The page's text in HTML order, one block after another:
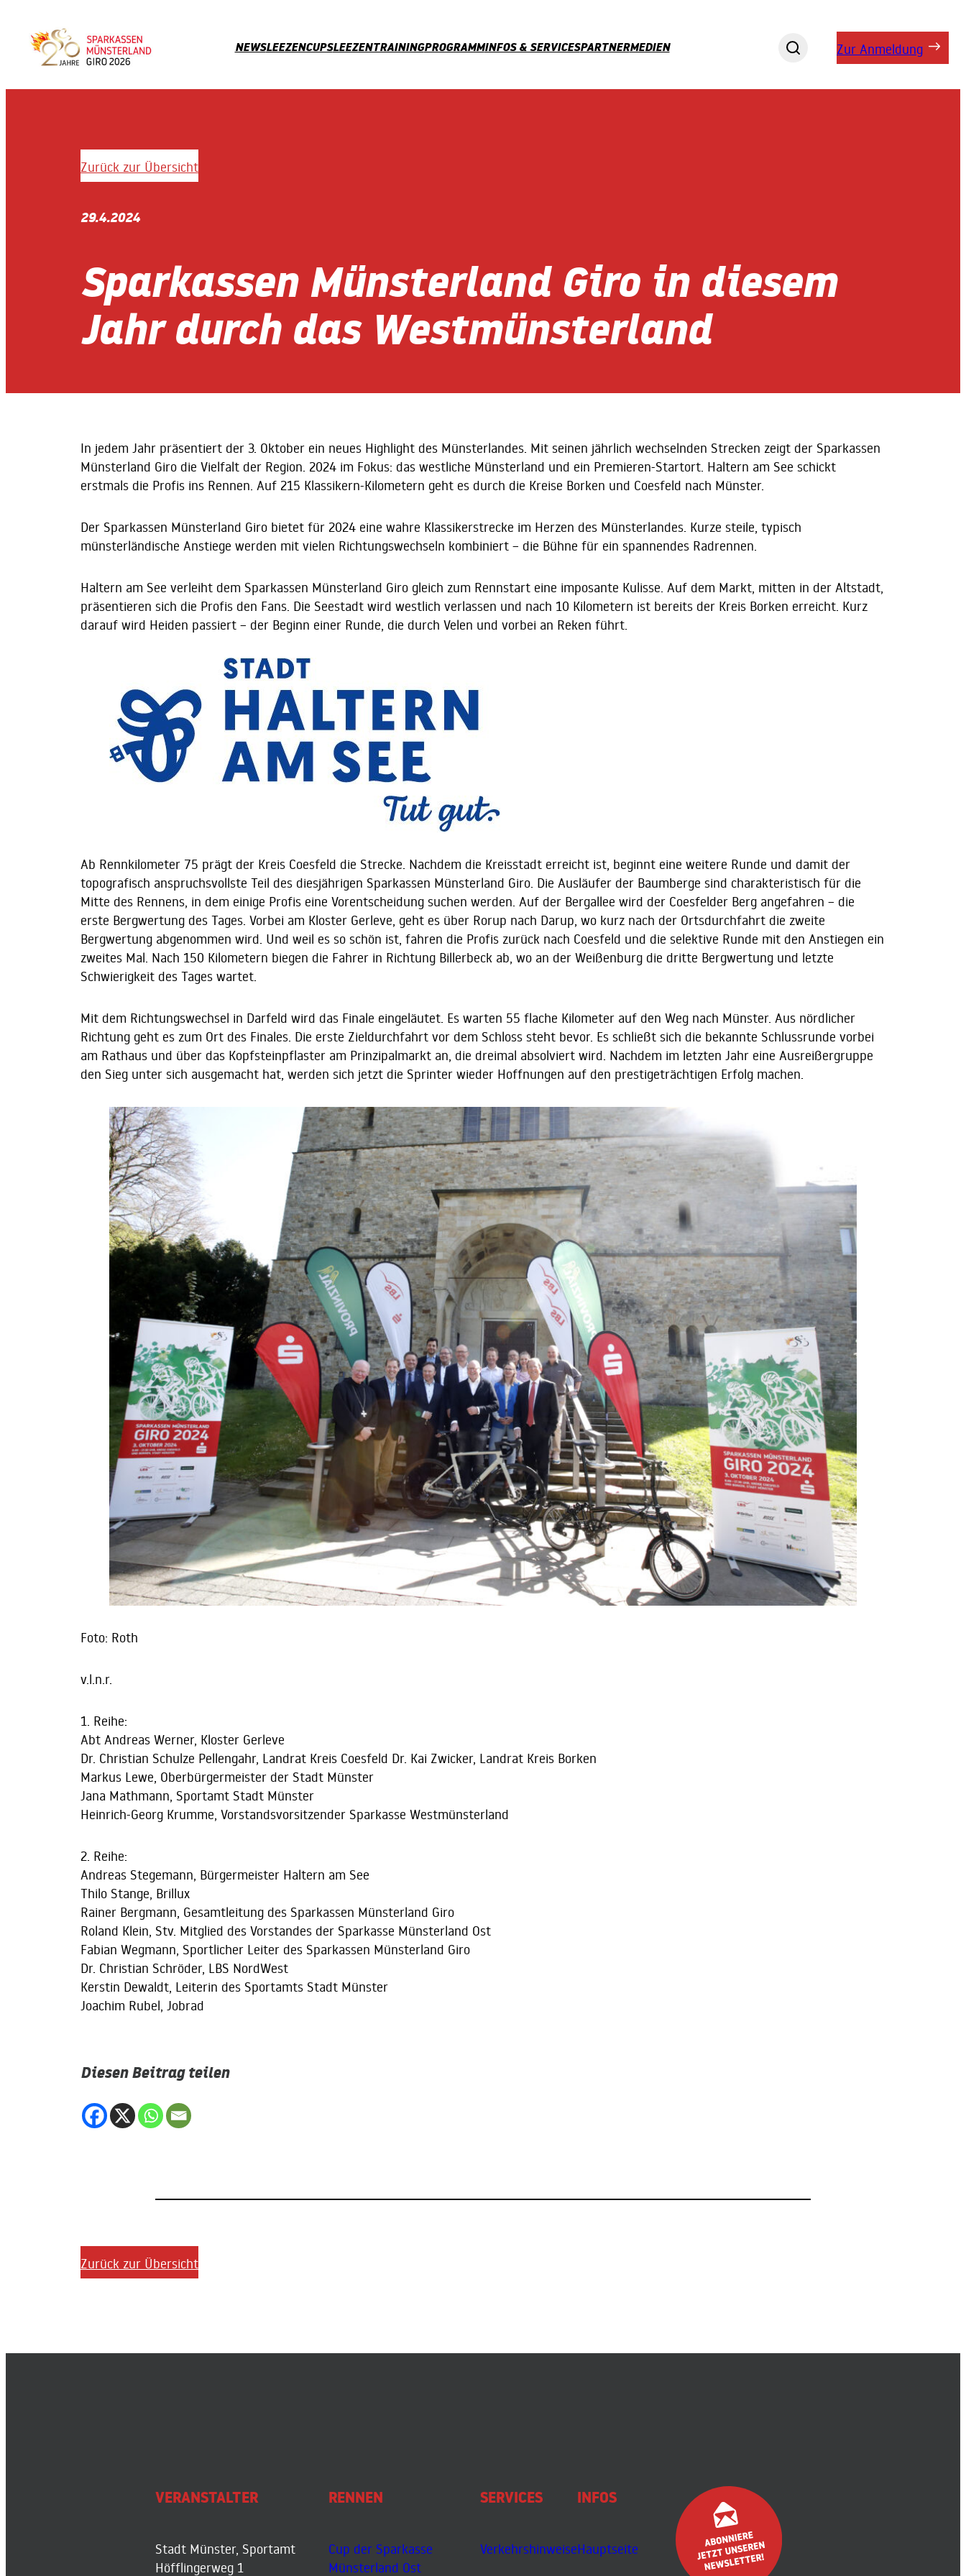
Inhalt
springen
NEWSLEEZENCUPSLEEZENTRAININGPROGRAMMINFOS & SERVICESPARTNERMEDIEN Zur Anmeldung
Zurück zur Übersicht
29.4.2024
Sparkassen Münsterland Giro in diesem
Jahr durch das Westmünsterland
In jedem Jahr präsentiert der 3. Oktober ein neues Highlight des Münsterlandes. Mit seinen jährlich wechselnden Strecken zeigt der Sparkassen
Münsterland Giro die Vielfalt der Region. 2024 im Fokus: das westliche Münsterland und ein Premieren-Startort. Haltern am See schickt
erstmals die Profis ins Rennen. Auf 215 Klassikern-Kilometern geht es durch die Kreise Borken und Coesfeld nach Münster.
Der Sparkassen Münsterland Giro bietet für 2024 eine wahre Klassikerstrecke im Herzen des Münsterlandes. Kurze steile, typisch
münsterländische Anstiege werden mit vielen Richtungswechseln kombiniert – die Bühne für ein spannendes Radrennen.
Haltern am See verleiht dem Sparkassen Münsterland Giro gleich zum Rennstart eine imposante Kulisse. Auf dem Markt, mitten in der Altstadt,
präsentieren sich die Profis den Fans. Die Seestadt wird westlich verlassen und nach 10 Kilometern ist bereits der Kreis Borken erreicht. Kurz
darauf wird Heiden passiert – der Beginn einer Runde, die durch Velen und vorbei an Reken führt.
Ab Rennkilometer 75 prägt der Kreis Coesfeld die Strecke. Nachdem die Kreisstadt erreicht ist, beginnt eine weitere Runde und damit der
topografisch anspruchsvollste Teil des diesjährigen Sparkassen Münsterland Giro. Die Ausläufer der Baumberge sind charakteristisch für die
Mitte des Rennens, in dem einige Profis eine Vorentscheidung suchen werden. Auf der Bergallee wird der Coesfelder Berg angefahren – die
erste Bergwertung des Tages. Vorbei am Kloster Gerleve, geht es über Rorup nach Darup, wo kurz nach der Ortsdurchfahrt die zweite
Bergwertung abgenommen wird. Und weil es so schön ist, fahren die Profis zurück nach Coesfeld und die selektive Runde mit den Anstiegen ein
zweites Mal. Nach 150 Kilometern biegen die Fahrer in Richtung Billerbeck ab, wo an der Weißenburg die dritte Bergwertung und letzte
Schwierigkeit des Tages wartet.
Mit dem Richtungswechsel in Darfeld wird das Finale eingeläutet. Es warten 55 flache Kilometer auf den Weg nach Münster. Aus nördlicher
Richtung geht es zum Ort des Finales. Die erste Zieldurchfahrt vor dem Schloss steht bevor. Es schließt sich die bekannte Schlussrunde vorbei
am Rathaus und über das Kopfsteinpflaster am Prinzipalmarkt an, die dreimal absolviert wird. Nachdem im letzten Jahr eine Ausreißergruppe
den Sieg unter sich ausgemacht hat, werden sich jetzt die Sprinter wieder Hoffnungen auf den prestigeträchtigen Erfolg machen.
Foto: Roth
v.l.n.r.
1. Reihe:
Abt Andreas Werner, Kloster Gerleve
Dr. Christian Schulze Pellengahr, Landrat Kreis Coesfeld Dr. Kai Zwicker, Landrat Kreis Borken
Markus Lewe, Oberbürgermeister der Stadt Münster
Jana Mathmann, Sportamt Stadt Münster
Heinrich-Georg Krumme, Vorstandsvorsitzender Sparkasse Westmünsterland
2. Reihe:
Andreas Stegemann, Bürgermeister Haltern am See
Thilo Stange, Brillux
Rainer Bergmann, Gesamtleitung des Sparkassen Münsterland Giro
Roland Klein, Stv. Mitglied des Vorstandes der Sparkasse Münsterland Ost
Fabian Wegmann, Sportlicher Leiter des Sparkassen Münsterland Giro
Dr. Christian Schröder, LBS NordWest
Kerstin Dewaldt, Leiterin des Sportamts Stadt Münster
Joachim Rubel, Jobrad
Diesen Beitrag teilen
Zurück zur Übersicht
VERANSTALTER
Stadt Münster, Sportamt
Höfflingerweg 1
RENNEN
Cup der Sparkasse
Münsterland Ost
SERVICES
Verkehrshinweise
INFOS
Hauptseite